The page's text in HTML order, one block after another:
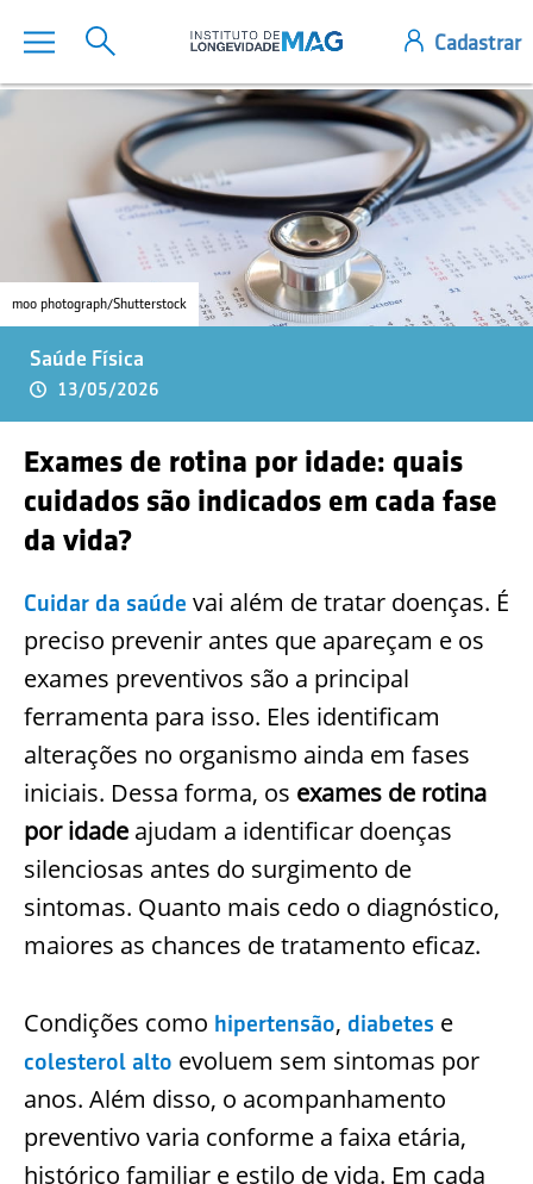
moo photograph/Shutterstock
Saúde Física
13/05/2026
Exames de rotina por idade: quais
cuidados são indicados em cada fase
da vida?
Cuidar da saúde vai além de tratar doenças. É
preciso prevenir antes que apareçam e os
exames preventivos são a principal
ferramenta para isso. Eles identificam
alterações no organismo ainda em fases
iniciais. Dessa forma, os exames de rotina
por idade ajudam a identificar doenças
silenciosas antes do surgimento de
sintomas. Quanto mais cedo o diagnóstico,
maiores as chances de tratamento eficaz.
Condições como hipertensão, diabetes e
colesterol alto evoluem sem sintomas por
anos. Além disso, o acompanhamento
preventivo varia conforme a faixa etária,
histórico familiar e estilo de vida. Em cada